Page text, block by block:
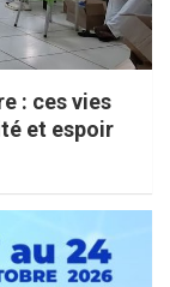
: ces vies
et espoir